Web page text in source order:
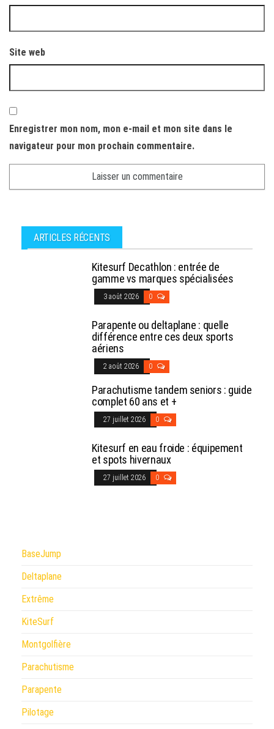
Site web
Enregistrer mon nom, mon e-mail et mon site dans le
navigateur pour mon prochain commentaire.
ARTICLES RÉCENTS
Kitesurf Decathlon : entrée de
gamme vs marques spécialisées
3 août 2026 0
Parapente ou deltaplane : quelle
différence entre ces deux sports
aériens
2 août 2026 0
Parachutisme tandem seniors : guide
complet 60 ans et +
27 juillet 2026 0
Kitesurf en eau froide : équipement
et spots hivernaux
27 juillet 2026 0
BaseJump
Deltaplane
Extrême
KiteSurf
Montgolfière
Parachutisme
Parapente
Pilotage